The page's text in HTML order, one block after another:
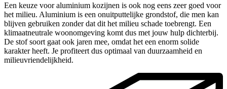
Een keuze voor aluminium kozijnen is ook nog eens zeer goed voor
het milieu. Aluminium is een onuitputtelijke grondstof, die men kan
blijven gebruiken zonder dat dit het milieu schade toebrengt. Een
klimaatneutrale woonomgeving komt dus met jouw hulp dichterbij.
De stof soort gaat ook jaren mee, omdat het een enorm solide
karakter heeft. Je profiteert dus optimaal van duurzaamheid en
milieuvriendelijkheid.